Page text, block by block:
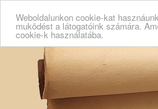
Weboldalunkon cookie-kat
muködést a látogatóink számára.
cookie-k használatába.